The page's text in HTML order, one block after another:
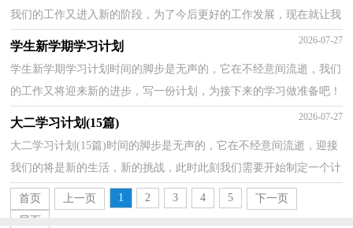
我们的工作又进入新的阶段，为了今后更好的工作发展，现在就让我
们好好地规划一下吧。拟起计划来就毫无头绪？以下是小...
学生新学期学习计划 2026-07-27
学生新学期学习计划时间的脚步是无声的，它在不经意间流逝，我们
的工作又将迎来新的进步，写一份计划，为接下来的学习做准备吧！
什么样的计划才是有效的呢？以下是小编收集整理的学生新...
大二学习计划(15篇) 2026-07-27
大二学习计划(15篇)时间的脚步是无声的，它在不经意间流逝，迎接
我们的将是新的生活，新的挑战，此时此刻我们需要开始制定一个计
划。相信许多人会觉得计划很难写？下面是小编精心整理...
首页 上一页 1 2 3 4 5
下一页
尾页